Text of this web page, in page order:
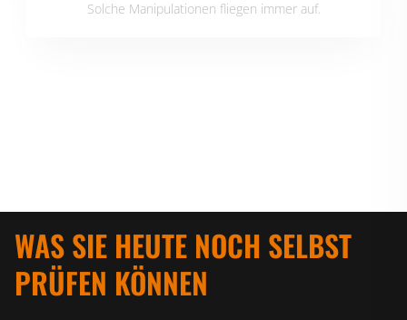
Solche Manipulationen fliegen immer auf.
WAS SIE HEUTE NOCH SELBST
PRÜFEN KÖNNEN